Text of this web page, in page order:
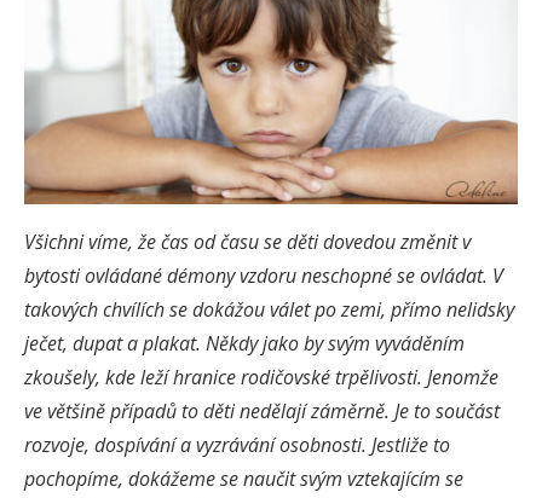
Všichni víme, že čas od času se děti dovedou změnit v
bytosti ovládané démony vzdoru neschopné se ovládat. V
takových chvílích se dokážou válet po zemi, přímo nelidsky
ječet, dupat a plakat. Někdy jako by svým vyváděním
zkoušely, kde leží hranice rodičovské trpělivosti. Jenomže
ve většině případů to děti nedělají záměrně. Je to součást
rozvoje, dospívání a vyzrávání osobnosti. Jestliže to
pochopíme, dokážeme se naučit svým vztekajícím se